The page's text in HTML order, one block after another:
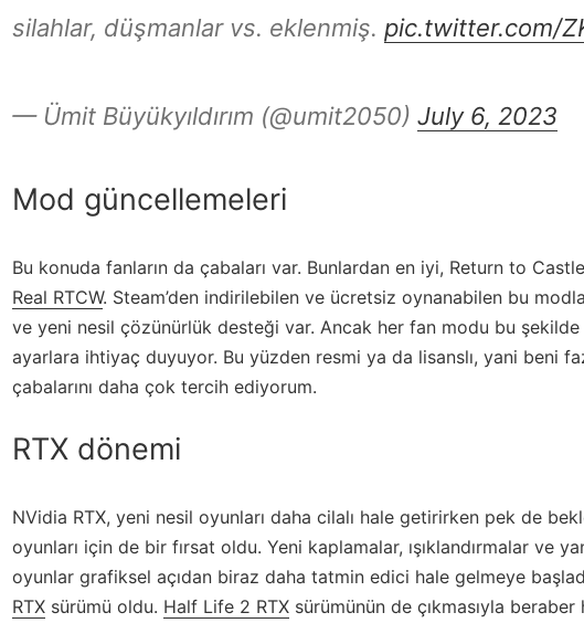
silahlar, düşmanlar vs. eklenmiş. pic.twitter.com/
— Ümit Büyükyıldırım (@umit2050) July 6, 2023
Mod güncellemeleri
Bu konuda fanların da çabaları var. Bunlardan en iyi, Return to
Real RTCW. Steam’den indirilebilen ve ücretsiz oynanabilen bu
ve yeni nesil çözünürlük desteği var. Ancak her fan modu bu
ayarlara ihtiyaç duyuyor. Bu yüzden resmi ya da lisanslı, yani beni
çabalarını daha çok tercih ediyorum.
RTX dönemi
NVidia RTX, yeni nesil oyunları daha cilalı hale getirirken pek de
oyunları için de bir fırsat oldu. Yeni kaplamalar, ışıklandırmalar ve
oyunlar grafiksel açıdan biraz daha tatmin edici hale gelmeye
RTXsürümü oldu. Half Life 2 RTXsürümünün de çıkmasıyla